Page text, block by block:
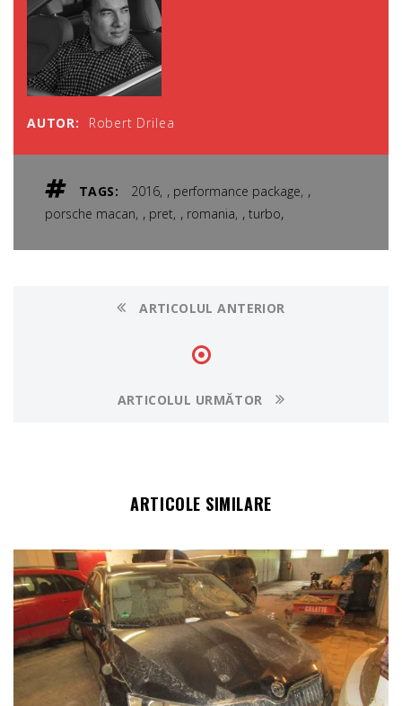
AUTOR: Robert Drilea
TAGS: 2016 , performance package ,
porsche macan , pret , romania , turbo,
ARTICOLUL ANTERIOR
ARTICOLUL URMĂTOR
ARTICOLE SIMILARE